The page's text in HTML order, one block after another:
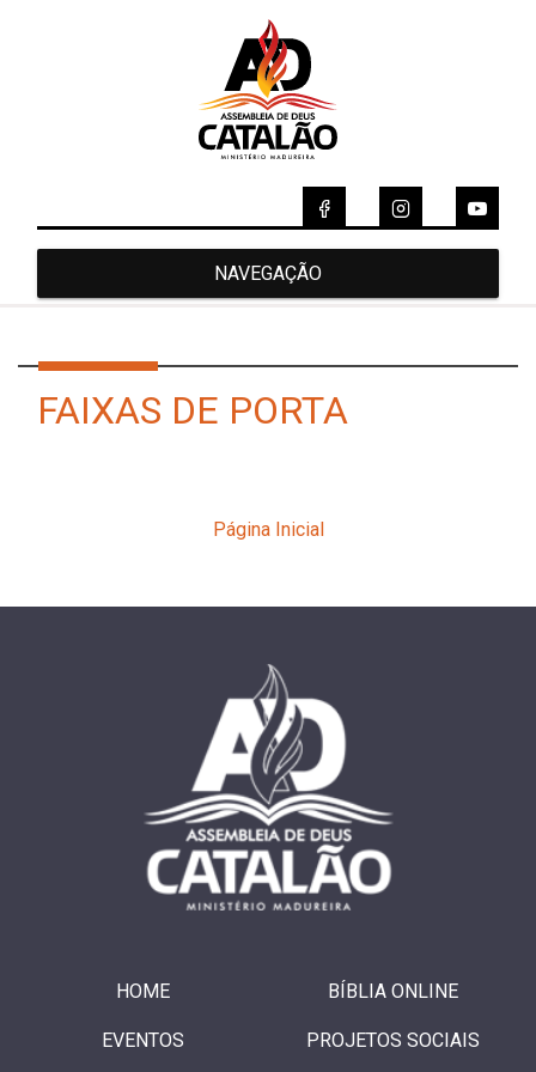
NAVEGAÇÃO
FAIXAS DE PORTA
Página Inicial
HOME BÍBLIA ONLINE
EVENTOS PROJETOS SOCIAIS